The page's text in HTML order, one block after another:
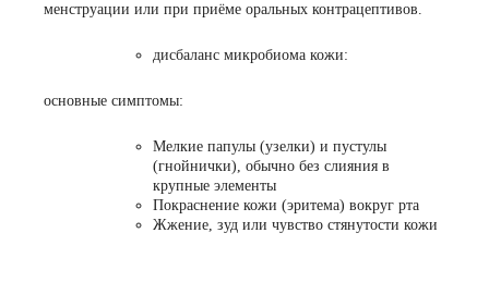
менструации или при приёме оральных контрацептивов.
дисбаланс микробиома кожи:
основные симптомы:
Мелкие папулы (узелки) и пустулы
(гнойнички), обычно без слияния в
крупные элементы
Покраснение кожи (эритема) вокруг рта
Жжение, зуд или чувство стянутости кожи